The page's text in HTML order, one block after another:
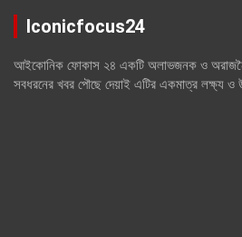
Iconicfocus24
আইকোনিক ফোকাস ২৪ একটি অলাভজনক ও
সবধরনের খবর পৌছে দেয়াই এটির একমাত্র লক্ষ্য ও